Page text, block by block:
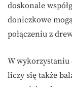
doskonale
doniczkowe
połączeniu z
W
liczy się także